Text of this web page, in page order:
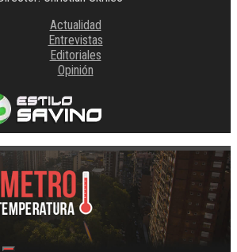
Actualidad
Entrevistas
Editoriales
Opinión